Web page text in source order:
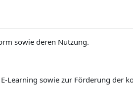
sowie deren Nutzung.
Learning sowie zur Förderung der